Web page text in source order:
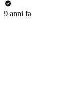
9 anni fa